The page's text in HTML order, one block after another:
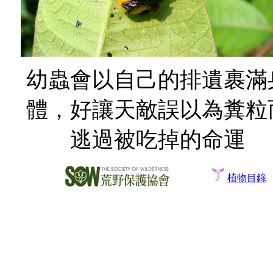
幼蟲會以自己的排遺裹滿
體 ，好讓天敵誤以為糞
逃過被吃掉的命運
植物目錄